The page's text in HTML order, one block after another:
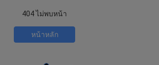
404 ไม่พบหน้า
หน้าหลัก